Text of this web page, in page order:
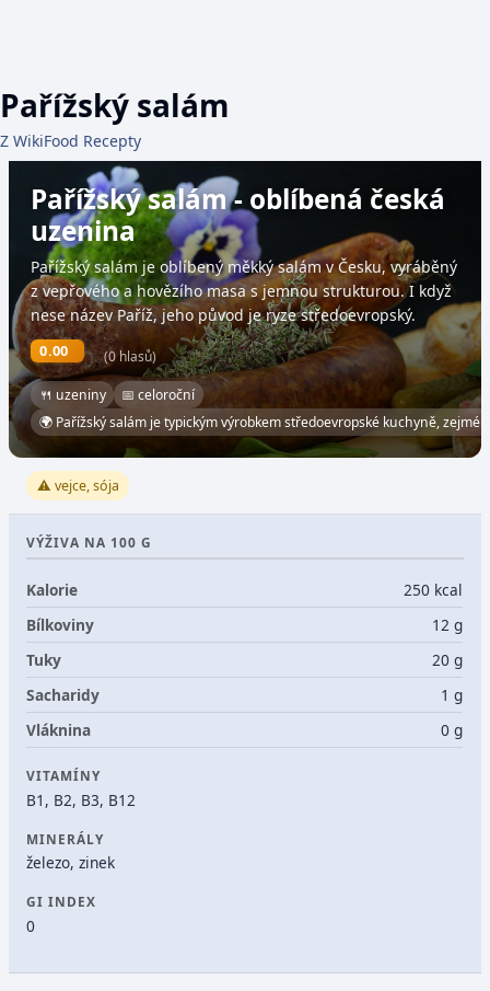
Pařížský salám
Z WikiFood Recepty
Pařížský salám - oblíbená česká
uzenina
Pařížský salám je oblíbený měkký salám v Česku, vyráběný
z vepřového a hovězího masa s jemnou strukturou. I když
nese název Paříž, jeho původ je ryze středoevropský.
0.00 (0 hlasů)
🍴 uzeniny
📅 celoroční
🌍 Pařížský salám je typickým výrobkem středoevropské kuchyně,
⚠️ vejce, sója
VÝŽIVA NA 100 G
Kalorie
250 kcal
Bílkoviny
12 g
Tuky
20 g
Sacharidy
1 g
Vláknina
0 g
VITAMÍNY
B1, B2, B3, B12
MINERÁLY
železo, zinek
GI INDEX
0